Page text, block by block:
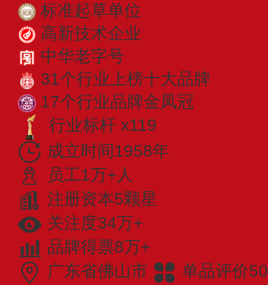
标准起草单位
高新技术企业
中华老字号
31个行业上榜十大品牌
17个行业品牌金凤冠
行业标杆 x119
成立时间1958年
员工1万+人
注册资本5颗星
关注度34万+
品牌得票8万+
广东省佛山市
单品评价